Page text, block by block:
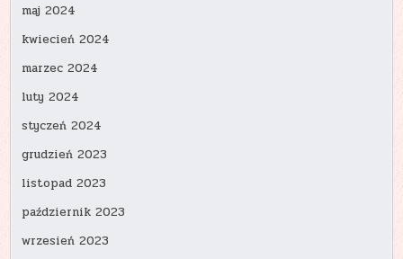
maj 2024
kwiecień 2024
marzec 2024
luty 2024
styczeń 2024
grudzień 2023
listopad 2023
październik 2023
wrzesień 2023